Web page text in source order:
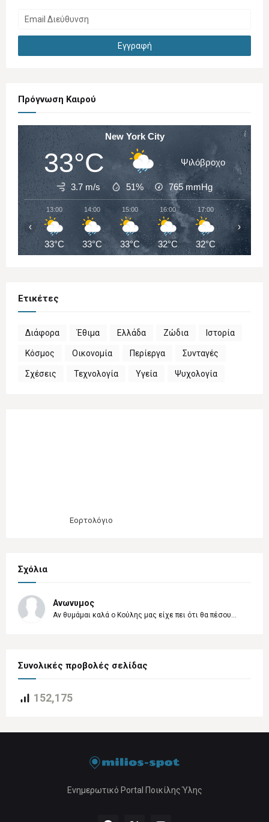
Πρόγνωση Καιρού
New York City
33°C Ψιλόβροχο
3.7 m/s 51% 765mmHg
13:00
33°C
14:00
33°C
15:00
33°C
16:00
32°C
17:00
32°C
18:00
28°C
‹ ›
Ετικέτες
Διάφορα Έθιμα Ελλάδα Ζώδια Ιστορία
Κόσμος Οικονομία Περίεργα Συνταγές
Σχέσεις Τεχνολογία Υγεία Ψυχολογία
Εορτολόγιο
Σχόλια
Ανωνυμος
Αν θυμάμαι καλά ο Κούλης μας είχε πει ότι θα πέσου...
Συνολικές προβολές σελίδας
152,175
Ενημερωτικό Portal Ποικίλης Ύλης